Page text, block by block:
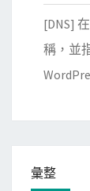
[DNS]
稱，並
彙整